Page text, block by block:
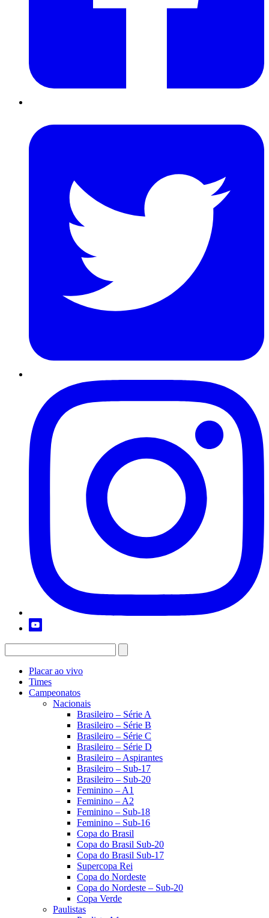
Placar ao vivo
Times
Campeonatos
Nacionais
Brasileiro – Série A
Brasileiro – Série B
Brasileiro – Série C
Brasileiro – Série D
Brasileiro – Aspirantes
Brasileiro – Sub-17
Brasileiro – Sub-20
Feminino – A1
Feminino – A2
Feminino – Sub-18
Feminino – Sub-16
Copa do Brasil
Copa do Brasil Sub-20
Copa do Brasil Sub-17
Supercopa Rei
Copa do Nordeste
Copa do Nordeste – Sub-20
Copa Verde
Paulistas